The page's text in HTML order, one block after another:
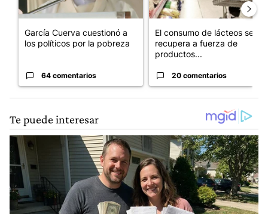
García Cuerva cuestionó a
los políticos por la pobreza
64 comentarios
El consumo de lácteos se
recupera a fuerza de
productos...
20 comentarios